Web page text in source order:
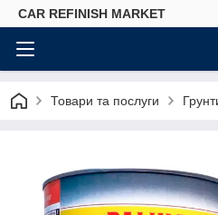
CAR REFINISH MARKET
Товари та послуги